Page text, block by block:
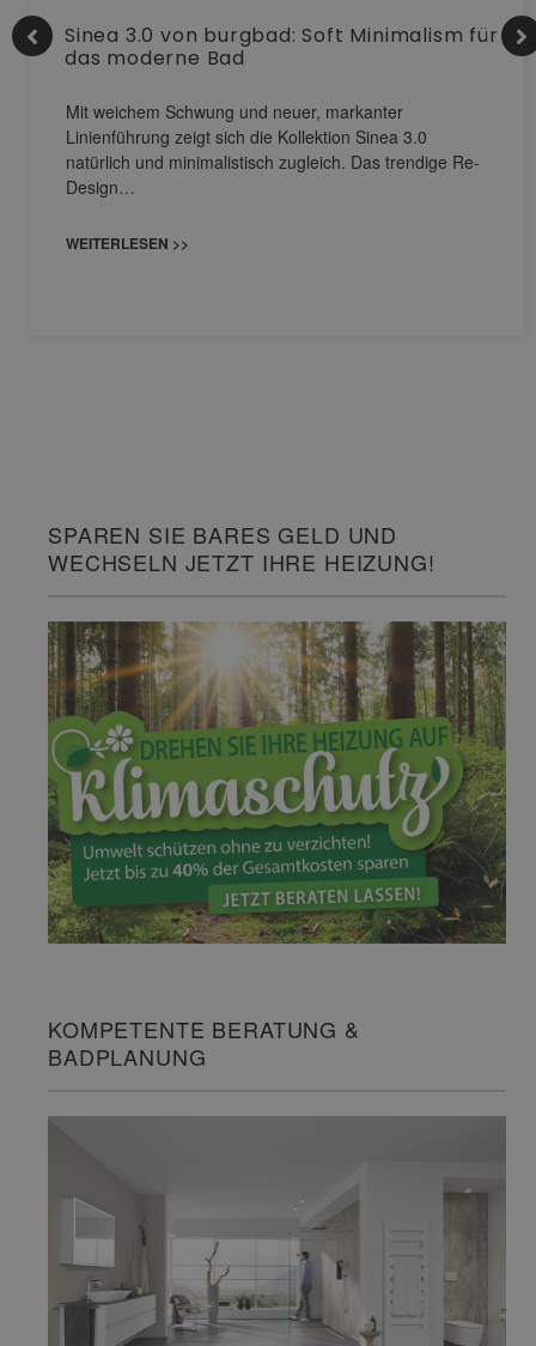
Sinea 3.0 von burgbad: Soft Minimalism für
das moderne Bad
Mit weichem Schwung und neuer, markanter
Linienführung zeigt sich die Kollektion Sinea 3.0
natürlich und minimalistisch zugleich. Das trendige Re-
Design…
WEITERLESEN >>
SPAREN SIE BARES GELD UND
WECHSELN JETZT IHRE HEIZUNG!
KOMPETENTE BERATUNG &
BADPLANUNG